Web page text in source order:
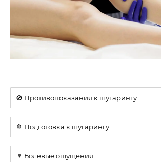
🚫 Противопоказания к шугарингу
🚿 Подготовка к шугарингу
🍷 Болевые ощущения